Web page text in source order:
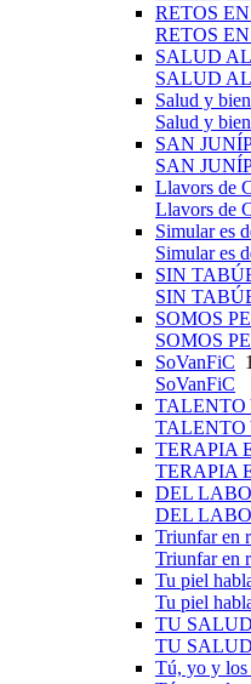
RETOS
RETOS
SALUD
SALUD
Salud y
Salud y
SAN
SAN
Llavors de
Llavors de
Simular es
Simular es
SIN
SIN
SOMOS
SOMOS
SoVanFiC
SoVanFiC
TALENTO
TALENTO
TERAPIA
TERAPIA
DEL
DEL
Triunfar en
Triunfar en
Tu piel
Tu piel
TU
TU
Tú, yo y